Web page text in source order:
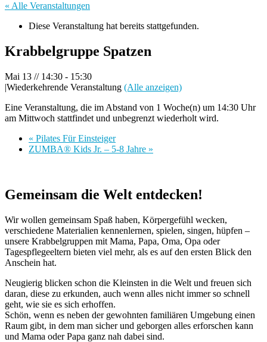
« Alle Veranstaltungen
Diese Veranstaltung hat bereits stattgefunden.
Krabbelgruppe Spatzen
Mai 13 // 14:30 - 15:30
|Wiederkehrende Veranstaltung (Alle anzeigen)
Eine Veranstaltung, die im Abstand von 1 Woche(n) um 14:30 Uhr
am Mittwoch stattfindet und unbegrenzt wiederholt wird.
« Pilates Für Einsteiger
ZUMBA® Kids Jr. – 5-8 Jahre »
Gemeinsam die Welt entdecken!
Wir wollen gemeinsam Spaß haben, Körpergefühl wecken,
verschiedene Materialien kennenlernen, spielen, singen, hüpfen –
unsere Krabbelgruppen mit Mama, Papa, Oma, Opa oder
Tagespflegeeltern bieten viel mehr, als es auf den ersten Blick den
Anschein hat.
Neugierig blicken schon die Kleinsten in die Welt und freuen sich
daran, diese zu erkunden, auch wenn alles nicht immer so schnell
geht, wie sie es sich erhoffen.
Schön, wenn es neben der gewohnten familiären Umgebung einen
Raum gibt, in dem man sicher und geborgen alles erforschen kann
und Mama oder Papa ganz nah dabei sind.